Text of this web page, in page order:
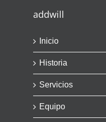
addwill
Inicio
Historia
Servicios
Equipo